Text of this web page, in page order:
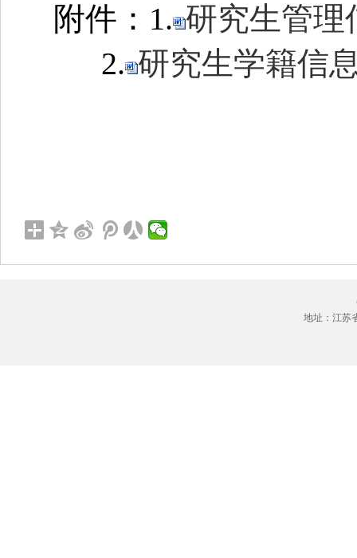
附件：1. 研究生管理
2. 研究生学籍信
地址：江苏